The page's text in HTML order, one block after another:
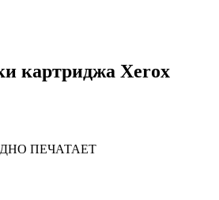
картриджа Xerox
ПЕЧАТАЕТ